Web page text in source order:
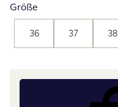
Größe
36 37 38